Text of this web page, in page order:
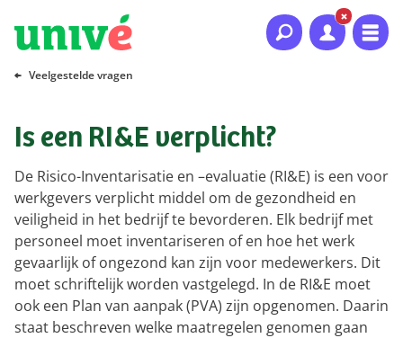
Naar hoofdinhoud
Naar hoofdnavigatie
Naar footer
Veelgestelde vragen
Is een RI&E verplicht?
De Risico-Inventarisatie en –evaluatie (RI&E) is een voor
werkgevers verplicht middel om de gezondheid en
veiligheid in het bedrijf te bevorderen. Elk bedrijf met
personeel moet inventariseren of en hoe het werk
gevaarlijk of ongezond kan zijn voor medewerkers. Dit
moet schriftelijk worden vastgelegd. In de RI&E moet
ook een Plan van aanpak (PVA) zijn opgenomen. Daarin
staat beschreven welke maatregelen genomen gaan